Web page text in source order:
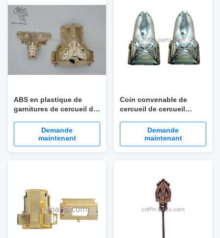
ABS en plastique de
garnitures de cercueil de
de cercueilDemande
maintenant
Coin convenable de
cercueil de cercueil
argenté avec pp matériels
Demande
maintenant